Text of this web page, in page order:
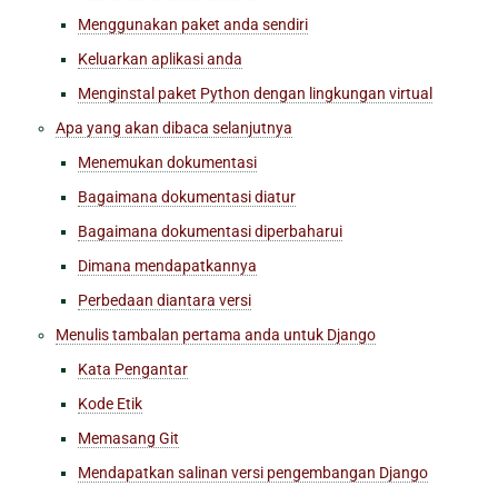
Menggunakan paket anda sendiri
Keluarkan aplikasi anda
Menginstal paket Python dengan lingkungan virtual
Apa yang akan dibaca selanjutnya
Menemukan dokumentasi
Bagaimana dokumentasi diatur
Bagaimana dokumentasi diperbaharui
Dimana mendapatkannya
Perbedaan diantara versi
Menulis tambalan pertama anda untuk Django
Kata Pengantar
Kode Etik
Memasang Git
Mendapatkan salinan versi pengembangan Django